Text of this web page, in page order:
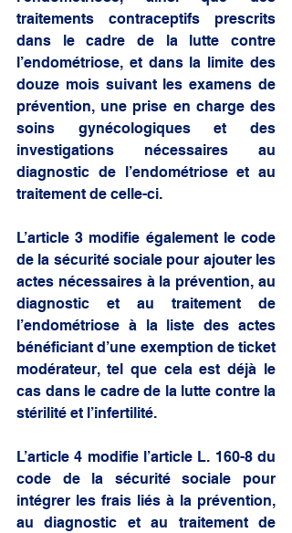
traitements contraceptifs prescrits
dans le cadre de la lutte contre
l’endométriose, et dans la limite des
douze mois suivant les examens de
prévention, une prise en charge des
soins gynécologiques et des
investigations nécessaires au
diagnostic de l’endométriose et au
traitement de celle-ci.
L’article 3 modifie également le code
de la sécurité sociale pour ajouter les
actes nécessaires à la prévention, au
diagnostic et au traitement de
l’endométriose à la liste des actes
bénéficiant d’une exemption de ticket
modérateur, tel que cela est déjà le
cas dans le cadre de la lutte contre la
stérilité et l’infertilité.
L’article 4 modifie l’article L. 160-8 du
code de la sécurité sociale pour
intégrer les frais liés à la prévention,
au diagnostic et au traitement de